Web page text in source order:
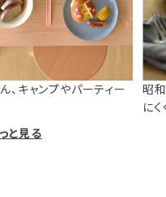
、キャンプやパーティー
と見る
昭
に